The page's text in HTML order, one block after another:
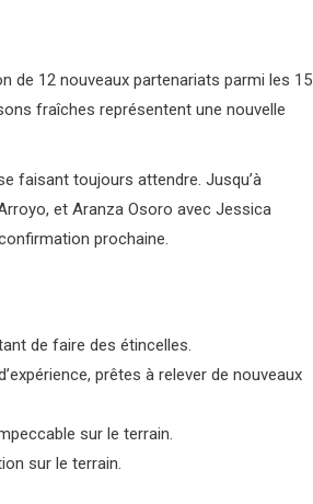
de 12 nouveaux partenariats parmi les 15
fraîches représentent une nouvelle
faisant toujours attendre. Jusqu’à
et Aranza Osoro avec Jessica
prochaine.
de faire des étincelles.
prêtes à relever de nouveaux
sur le terrain.
sur le terrain.